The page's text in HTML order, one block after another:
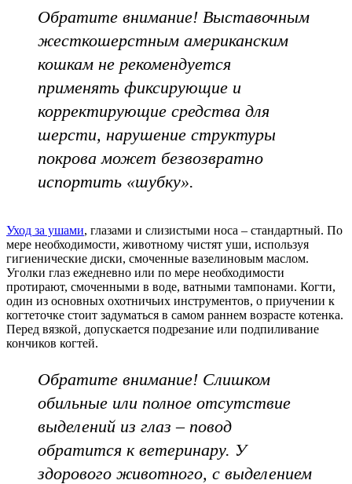
Обратите внимание! Выставочным
жесткошерстным американским
кошкам не рекомендуется
применять фиксирующие и
корректирующие средства для
шерсти, нарушение структуры
покрова может безвозвратно
испортить «шубку».
Уход за ушами, глазами и слизистыми носа – стандартный. По
мере необходимости, животному чистят уши, используя
гигиенические диски, смоченные вазелиновым маслом.
Уголки глаз ежедневно или по мере необходимости
протирают, смоченными в воде, ватными тампонами. Когти,
один из основных охотничьих инструментов, о приучении к
когтеточке стоит задуматься в самом раннем возрасте котенка.
Перед вязкой, допускается подрезание или подпиливание
кончиков когтей.
Обратите внимание! Слишком
обильные или полное отсутствие
выделений из глаз – повод
обратится к ветеринару. У
здорового животного, с выделением